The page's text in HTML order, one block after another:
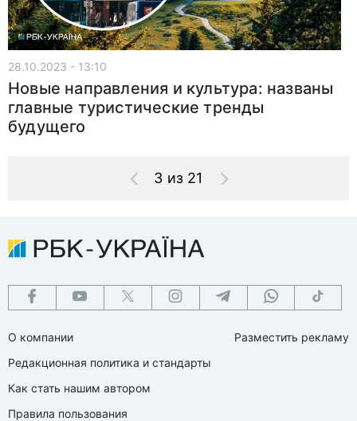
28.10.2023 - 13:10
Новые направления и культура: названы
главные туристические тренды
будущего
3 из 21
О компании
Редакционная политика и стандарты
Как стать нашим автором
Правила пользования
Разместить рекламу